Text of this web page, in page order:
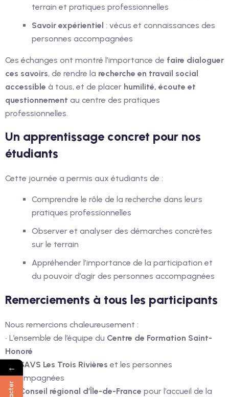
terrain et pratiques professionnelles
Savoir expérientiel : vécus et connaissances des
personnes accompagnées
Ces échanges ont montré l’importance de faire dialoguer
ces savoirs, de rendre la recherche en travail social
accessible à tous, et de placer humilité, écoute et
questionnement au centre des pratiques
professionnelles.
Un apprentissage concret pour nos
étudiants
Cette journée a permis aux étudiants de :
Comprendre le rôle de la recherche dans leurs
pratiques professionnelles
Observer et analyser des démarches concrètes
sur le terrain
Appréhender l’importance de la participation et
du pouvoir d’agir des personnes accompagnées
Remerciements à tous les participants
Nous remercions chaleureusement :
• L’ensemble de l’équipe du Centre de Formation Saint-
Honoré
SAVS Les Trois Rivières et les personnes
accompagnées
• Le
Conseil régional d’Île-de-France pour l’accueil de la
←